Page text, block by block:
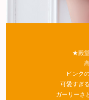
★殿
ピンク
可愛すぎ
ガーリーさ